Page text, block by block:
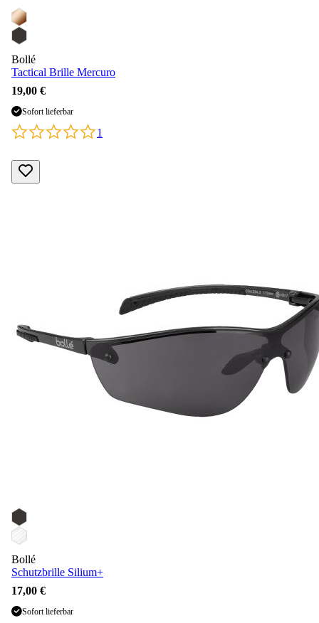
Bollé
Tactical Brille Mercuro
19,00 €
Sofort lieferbar
1
Bollé
Schutzbrille Silium+
17,00 €
Sofort lieferbar